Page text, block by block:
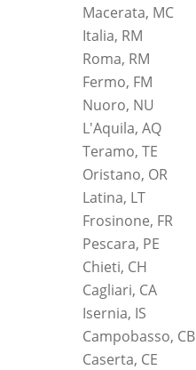
Macerata, MC
Italia, RM
Roma, RM
Fermo, FM
Nuoro, NU
L'Aquila, AQ
Teramo, TE
Oristano, OR
Latina, LT
Frosinone, FR
Pescara, PE
Chieti, CH
Cagliari, CA
Isernia, IS
Campobasso, CB
Caserta, CE